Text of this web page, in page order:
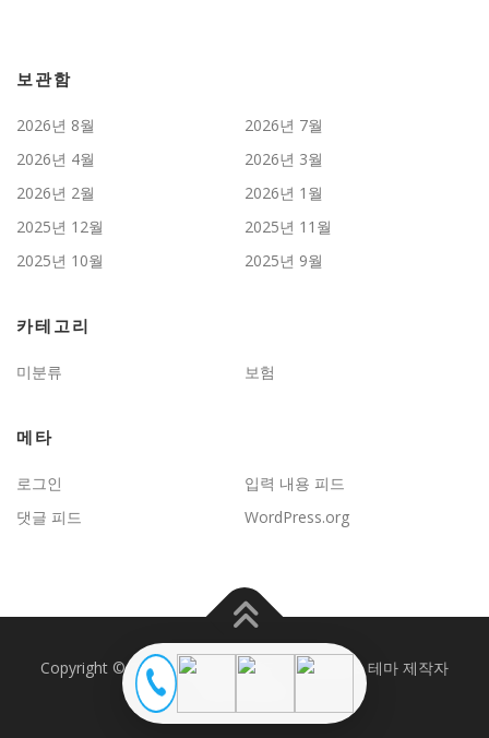
보관함
2026년 8월
2026년 7월
2026년 4월
2026년 3월
2026년 2월
2026년 1월
2025년 12월
2025년 11월
2025년 10월
2025년 9월
카테고리
미분류 보험
메타
로그인
입력 내용 피드
댓글 피드
WordPress.org
Copyright © 2026 JD보험문제연구 OnePress테마 제작자